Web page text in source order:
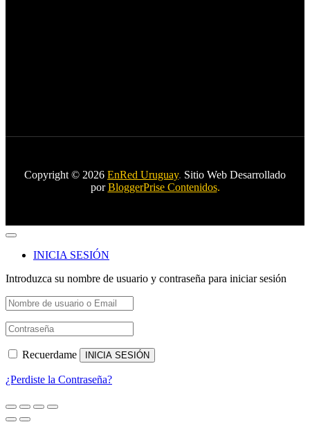
Copyright © 2026 EnRed Uruguay. Sitio Web Desarrollado
por BloggerPrise Contenidos.
INICIA SESIÓN
Introduzca su nombre de usuario y contraseña para iniciar sesión
Recuerdame INICIA SESIÓN
¿Perdiste la Contraseña?